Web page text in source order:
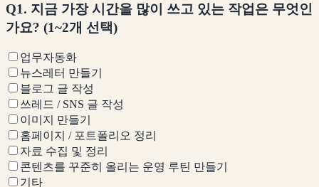
Q1. 지금 가장 시간을 많이 쓰고 있는 작업은 무엇인
가요? (1~2개 선택)
업무자동화
뉴스레터 만들기
블로그 글 작성
쓰레드 / SNS 글 작성
이미지 만들기
홈페이지 / 포트폴리오 정리
자료 수집 및 정리
콘텐츠를 꾸준히 올리는 운영 루틴 만들기
기타